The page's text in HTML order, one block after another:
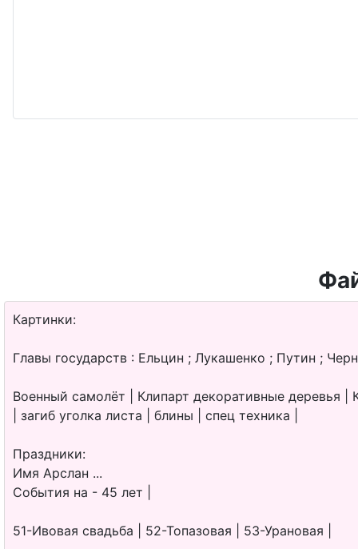
Картинки:
Главы государств : Ельцин ; Лукашенко ; Путин ;
Военный самолёт | Клипарт декоративные деревья
| загиб уголка листа | блины | спец техника |
Праздники:
Имя Арслан ...
События на - 45 лет |
51-Ивовая свадьба | 52-Топазовая | 53-Урановая |